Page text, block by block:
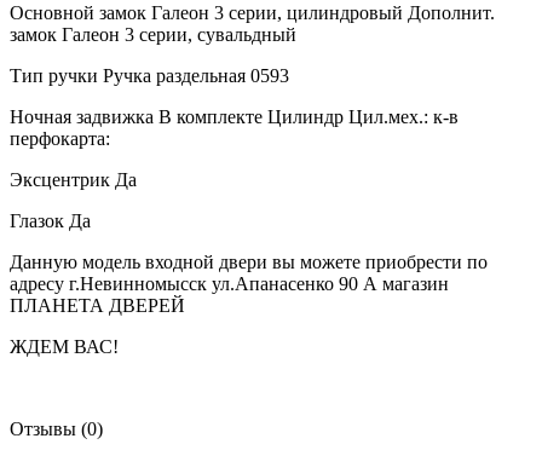
Основной замок Галеон 3 серии, цилиндровый Дополнит.
замок Галеон 3 серии, сувальдный
Тип ручки Ручка раздельная 0593
Ночная задвижка В комплекте Цилиндр Цил.мех.: к-в
перфокарта:
Эксцентрик Да
Глазок Да
Данную модель входной двери вы можете приобрести по
адресу г.Невинномысск ул.Апанасенко 90 А магазин
ПЛАНЕТА ДВЕРЕЙ
ЖДЕМ ВАС!
Отзывы (0)